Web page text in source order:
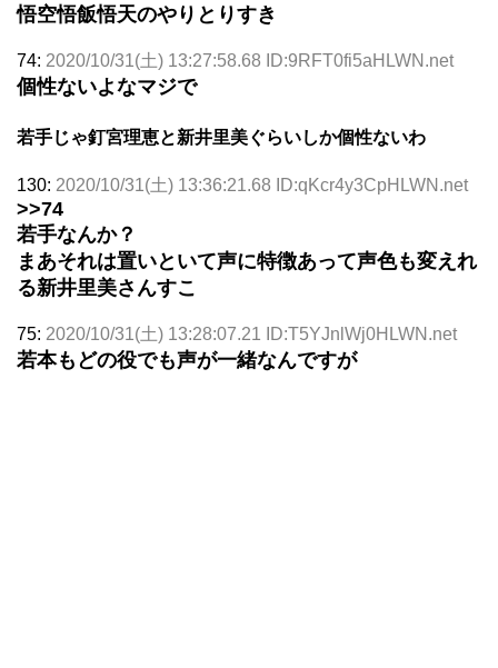
悟空悟飯悟天のやりとりすき
74: 2020/10/31(土) 13:27:58.68 ID:9RFT0fi5aHLWN.net
個性ないよなマジで
若手じゃ釘宮理恵と新井里美ぐらいしか個性ないわ
130: 2020/10/31(土) 13:36:21.68 ID:qKcr4y3CpHLWN.net
>>74
若手なんか？
まあそれは置いといて声に特徴あって声色も変えれ
る新井里美さんすこ
75: 2020/10/31(土) 13:28:07.21 ID:T5YJnlWj0HLWN.net
若本もどの役でも声が一緒なんですが